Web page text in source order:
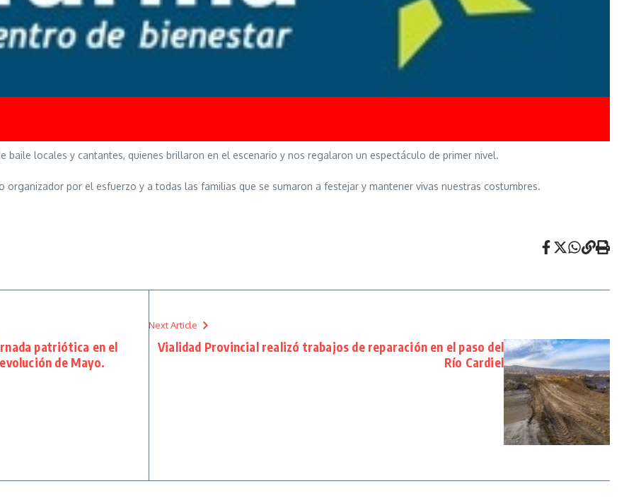
locales y cantantes, quienes brillaron en el escenario y nos regalaron un espectáculo de primer nivel.
por el esfuerzo y a todas las familias que se sumaron a festejar y mantener vivas nuestras costumbres.
patriótica en el
de Mayo.
Next Article
Vialidad Provincial realizó trabajos de reparación en el paso del
Río Cardiel